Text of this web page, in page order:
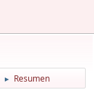
► Resumen